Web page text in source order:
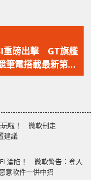
一
篇
文
重磅出擊 GT旗艦
筆電搭載最新第八
代處理器
玩啦！ 微軟刪走
建議
淪陷！ 微軟警告：登入
意軟件一併中招